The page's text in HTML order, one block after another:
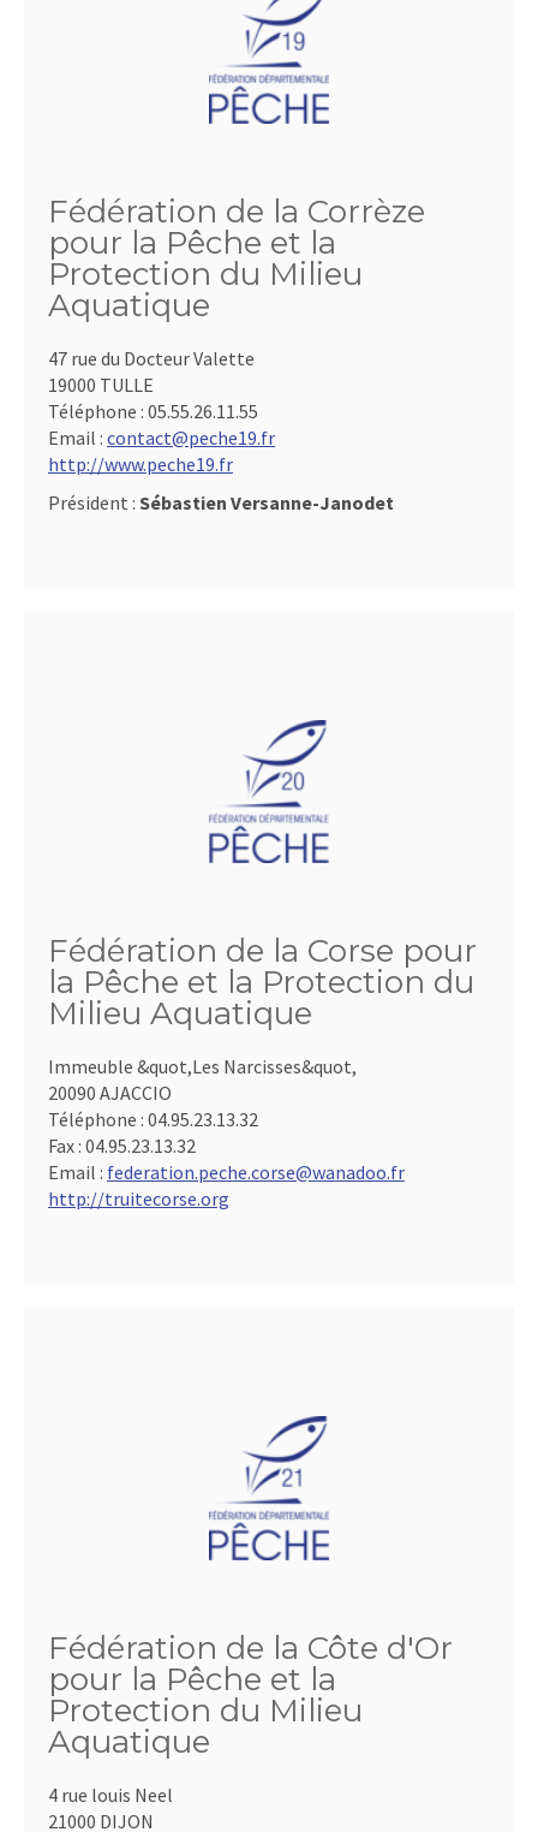
Fédération de la Corrèze
pour la Pêche et la
Protection du Milieu
Aquatique
47 rue du Docteur Valette
19000 TULLE
Téléphone : 05.55.26.11.55
Email : contact@peche19.fr
http://www.peche19.fr
Président : Sébastien Versanne-Janodet
Fédération de la Corse pour
la Pêche et la Protection du
Milieu Aquatique
Immeuble &quot,Les Narcisses&quot,
20090 AJACCIO
Téléphone : 04.95.23.13.32
Fax : 04.95.23.13.32
Email : federation.peche.corse@wanadoo.fr
http://truitecorse.org
Fédération de la Côte d'Or
pour la Pêche et la
Protection du Milieu
Aquatique
4 rue louis Neel
21000 DIJON